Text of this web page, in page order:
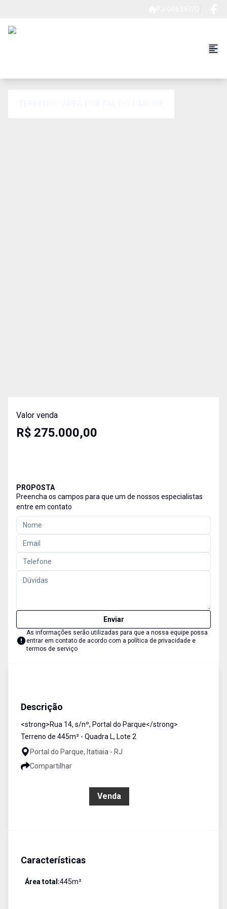
Valor venda
R$ 275.000,00
PROPOSTA
Preencha os campos para que um de nossos especialistas
entre em contato
Enviar
As informações serão utilizadas para que a nossa equipe possa
entrar em contato de acordo com a política de privacidade e
termos de serviço
Descrição
<strong>Rua 14, s/nº, Portal do Parque</strong>
Terreno de 445m² - Quadra L, Lote 2
Portal do Parque, Itatiaia - RJ
Compartilhar
Venda
Características
Área total:445m²